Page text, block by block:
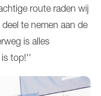
route raden wij
te nemen aan de
is alles
is top!''